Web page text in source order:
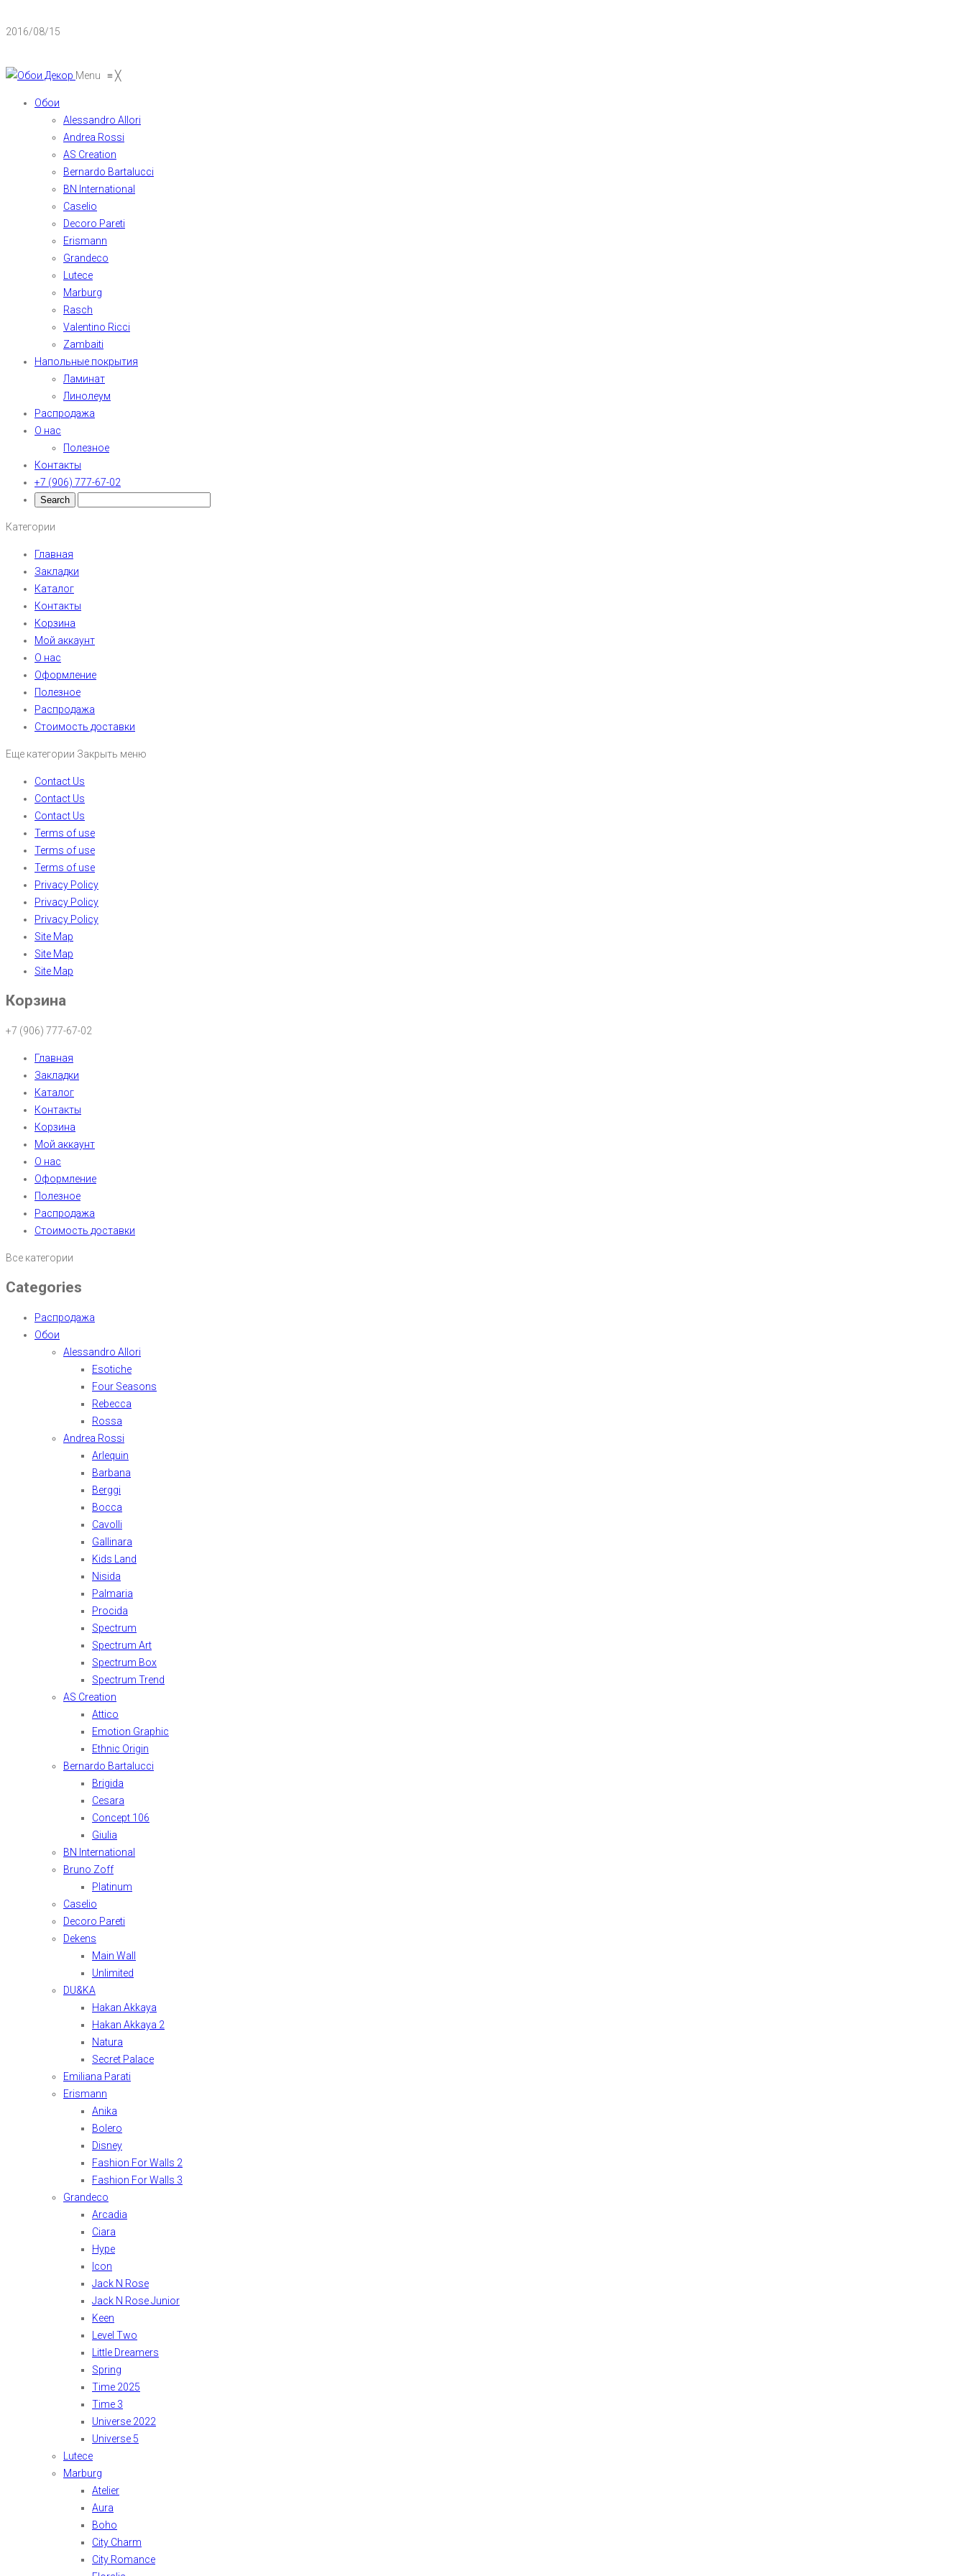
2016/08/15
Menu ≡╳
Обои
Alessandro Allori
Andrea Rossi
AS Creation
Bernardo Bartalucci
BN International
Caselio
Decoro Pareti
Erismann
Grandeco
Lutece
Marburg
Rasch
Valentino Ricci
Zambaiti
Напольные покрытия
Ламинат
Линолеум
Распродажа
О нас
Полезное
Контакты
+7 (906) 777-67-02
Категории
Главная
Закладки
Каталог
Контакты
Корзина
Мой аккаунт
О нас
Оформление
Полезное
Распродажа
Стоимость доставки
Еще категории Закрыть меню
Contact Us
Contact Us
Contact Us
Terms of use
Terms of use
Terms of use
Privacy Policy
Privacy Policy
Privacy Policy
Site Map
Site Map
Site Map
Корзина
+7 (906) 777-67-02
Главная
Закладки
Каталог
Контакты
Корзина
Мой аккаунт
О нас
Оформление
Полезное
Распродажа
Стоимость доставки
Все категории
Categories
Распродажа
Обои
Alessandro Allori
Esotiche
Four Seasons
Rebecca
Rossa
Andrea Rossi
Arlequin
Barbana
Berggi
Bocca
Cavolli
Gallinara
Kids Land
Nisida
Palmaria
Procida
Spectrum
Spectrum Art
Spectrum Box
Spectrum Trend
AS Creation
Attico
Emotion Graphic
Ethnic Origin
Bernardo Bartalucci
Brigida
Cesara
Concept 106
Giulia
BN International
Bruno Zoff
Platinum
Caselio
Decoro Pareti
Dekens
Main Wall
Unlimited
DU&KA
Hakan Akkaya
Hakan Akkaya 2
Natura
Secret Palace
Emiliana Parati
Erismann
Anika
Bolero
Disney
Fashion For Walls 2
Fashion For Walls 3
Grandeco
Arcadia
Ciara
Hype
Icon
Jack N Rose
Jack N Rose Junior
Keen
Level Two
Little Dreamers
Spring
Time 2025
Time 3
Universe 2022
Universe 5
Lutece
Marburg
Atelier
Aura
Boho
City Charm
City Romance